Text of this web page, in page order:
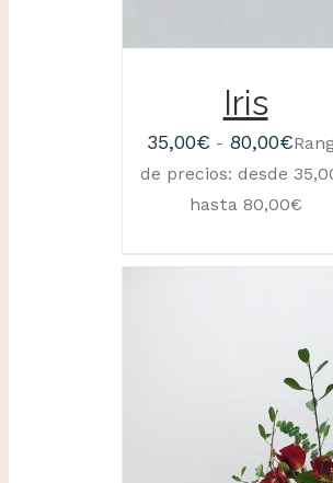
Iris
35,00€ - 80,00€
de precios: desde
hasta 80,00€